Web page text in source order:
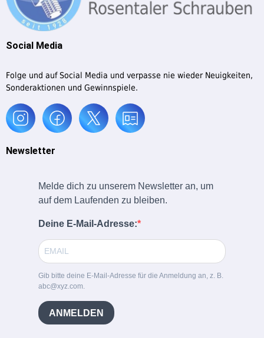
Social Media
Folge und auf Social Media und verpasse nie wieder Neuigkeiten,
Sonderaktionen und Gewinnspiele.
Newsletter
Melde dich zu unserem Newsletter an, um
auf dem Laufenden zu bleiben.
Deine E-Mail-Adresse:
Gib bitte deine E-Mail-Adresse für die Anmeldung an, z. B.
abc@xyz.com.
ANMELDEN